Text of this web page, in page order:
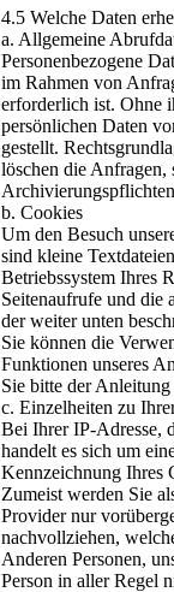
4.5 Welche Daten
a. Allgemeine
Personenbezogene
im Rahmen von
erforderlich ist. Ohne
persönlichen Daten
gestellt.
löschen die Anfragen,
b. Cookies
Um den Besuch
sind kleine
Betriebssystem Ihres
Seitenaufrufe und die
der weiter unten
Sie können die
Funktionen unseres
Sie bitte der
c. Einzelheiten zu
Bei Ihrer IP-Adresse,
handelt es sich um
Kennzeichnung Ihres
Zumeist werden Sie
Provider nur
nachvollziehen,
Anderen Personen,
Person in aller Regel